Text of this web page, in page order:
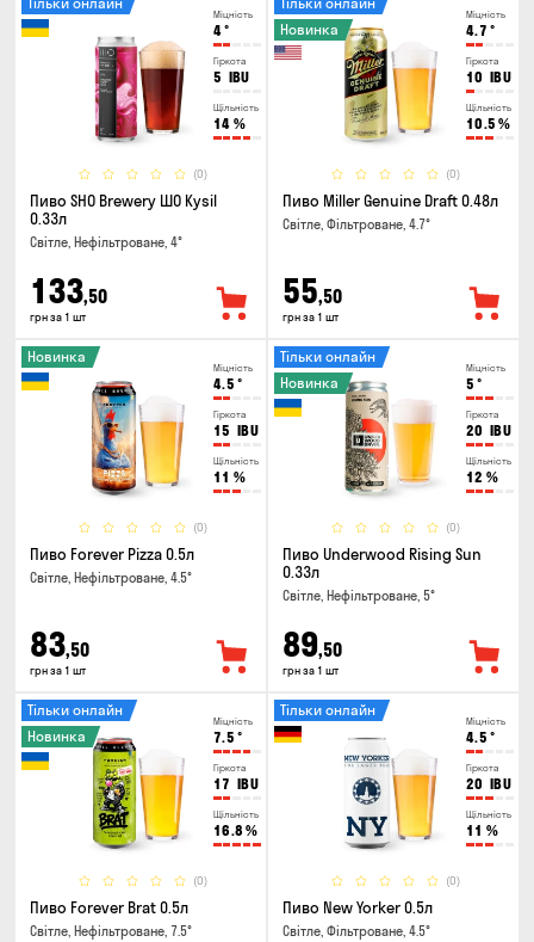
Міцність
4°
Гіркота
5 IBU
Щільність
14 %
(0)
Пиво SHO Brewery ШО Kysil
0.33л
Світле, Нефільтроване, 4°
133,50
грн за 1 шт
Міцність
4.7 °
Гіркота
10 IBU
Щільність
10.5 %
(0)
Новинка
Пиво Miller Genuine Draft 0.48л
Світле, Фільтроване, 4.7°
55,50
грн за 1 шт
Міцність
4.5 °
Гіркота
15 IBU
Щільність
11 %
(0)
Новинка
Пиво Forever Pizza 0.5л
Світле, Нефільтроване, 4.5°
83,50
грн за 1 шт
Міцність
5 °
Гіркота
20 IBU
Щільність
12 %
(0)
Тільки онлайн
Новинка
Пиво Underwood Rising Sun
0.33л
Світле, Нефільтроване, 5°
89,50
грн за 1 шт
Міцність
7.5 °
Гіркота
17 IBU
Щільність
16.8 %
(0)
Тільки онлайн
Новинка
Пиво Forever Brat 0.5л
Світле, Нефільтроване, 7.5°
Міцність
4.5 °
Гіркота
20 IBU
Щільність
11 %
(0)
Тільки онлайн
Пиво New Yorker 0.5л
Світле, Фільтроване, 4.5°